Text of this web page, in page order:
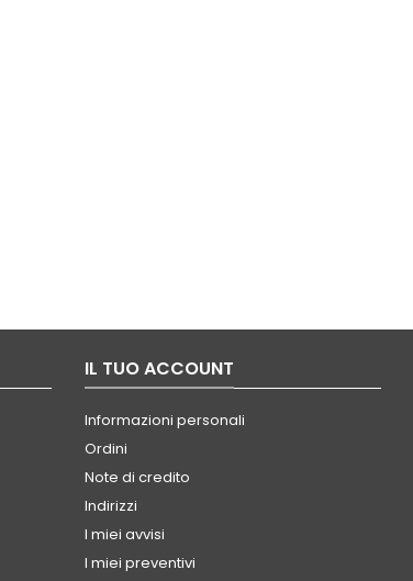
IL TUO ACCOUNT
Informazioni personali
Ordini
Note di credito
Indirizzi
I miei avvisi
I miei preventivi